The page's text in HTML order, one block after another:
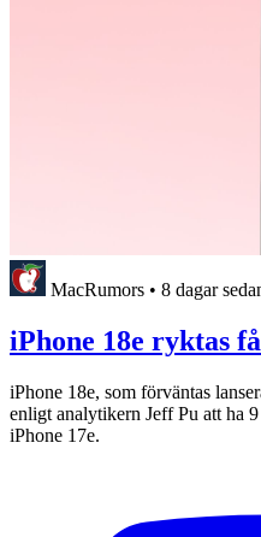
MacRumors • 8 dagar
iPhone 18e ryktas
iPhone 18e, som förväntas
enligt analytikern Jeff Pu att ha
iPhone 17e.